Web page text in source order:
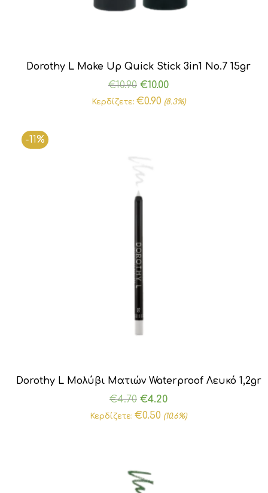
Dorothy L Make Up Quick Stick 3in1 No.7 15gr
€10.90 Original
price
€10.00Η
τρέχουσα
Κερδίζετε: €0.90 (8.3%)
-11%
Dorothy L Μολύβι Ματιών Waterproof Λευκό 1,2gr
€4.70 Original
price
€4.20Η
τρέχουσα
Κερδίζετε: €0.50 (10.6%)